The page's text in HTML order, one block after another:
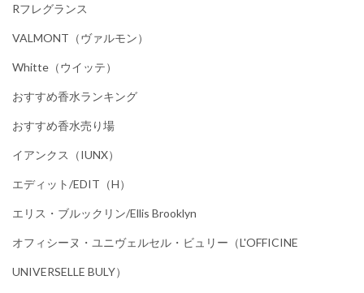
Rフレグランス
VALMONT（ヴァルモン）
Whitte（ウイッテ）
おすすめ香水ランキング
おすすめ香水売り場
イアンクス（IUNX）
エディット/EDIT（h）
エリス・ブルックリン/Ellis Brooklyn
オフィシーヌ・ユニヴェルセル・ビュリー（L'OFFICINE
UNIVERSELLE BULY）